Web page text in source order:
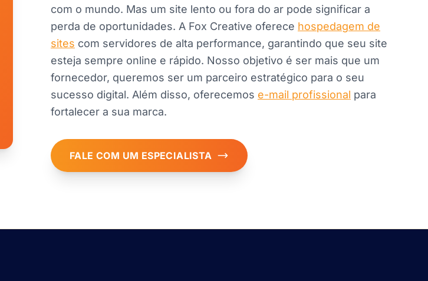
com o mundo. Mas um site lento ou fora do ar pode significar a
perda de oportunidades. A Fox Creative oferece hospedagem de
sites com servidores de alta performance, garantindo que seu site
esteja sempre online e rápido. Nosso objetivo é ser mais que um
fornecedor, queremos ser um parceiro estratégico para o seu
sucesso digital. Além disso, oferecemos e-mail profissional para
fortalecer a sua marca.
FALE COM UM ESPECIALISTA